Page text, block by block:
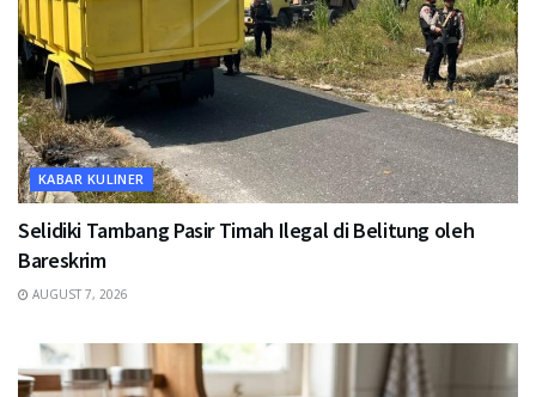
KABAR KULINER
Selidiki Tambang Pasir Timah Ilegal di Belitung oleh
Bareskrim
AUGUST 7, 2026